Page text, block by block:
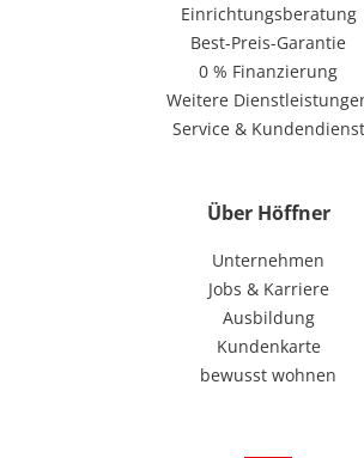
Einrichtungsberatung
Best-Preis-Garantie
0 % Finanzierung
Weitere
Service & Kundendienst
Über Höffner
Unternehmen
Jobs & Karriere
Ausbildung
Kundenkarte
bewusst wohnen